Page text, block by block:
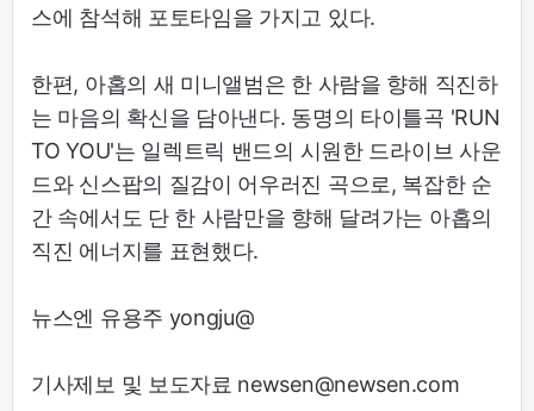
스에 참석해 포토타임을 가지고 있다.
한편, 아홉의 새 미니앨범은 한 사람을 향해 직진하
는 마음의 확신을 담아낸다. 동명의 타이틀곡 'RUN
TO YOU'는 일렉트릭 밴드의 시원한 드라이브 사운
드와 신스팝의 질감이 어우러진 곡으로, 복잡한 순
간 속에서도 단 한 사람만을 향해 달려가는 아홉의
직진 에너지를 표현했다.
뉴스엔 유용주 yongju@
기사제보 및 보도자료 newsen@newsen.com